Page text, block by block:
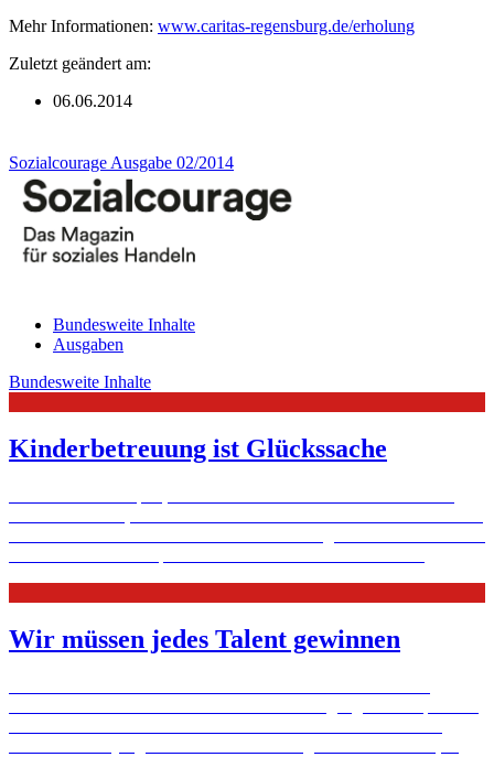
Mehr Informationen: www.caritas-regensburg.de/erholung
Zuletzt geändert am:
06.06.2014
Sozialcourage Ausgabe 02/2014
Bundesweite Inhalte
Ausgaben
Bundesweite Inhalte
Kinderbetreuung ist Glückssache
Wir müssen jedes Talent gewinnen